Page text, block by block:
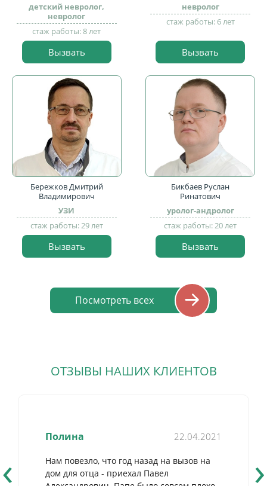
детский невролог,
невролог
стаж работы: 8 лет
Вызвать
невролог
стаж работы: 6 лет
Вызвать
Бережков Дмитрий
Владимирович
УЗИ
стаж работы: 29 лет
Вызвать
Бикбаев Руслан
Ринатович
уролог-андролог
стаж работы: 20 лет
Вызвать
Посмотреть всех
ОТЗЫВЫ НАШИХ КЛИЕНТОВ
Полина 22.04.2021
Нам повезло, что год назад на вызов на
дом для отца - приехал Павел
‹ ›